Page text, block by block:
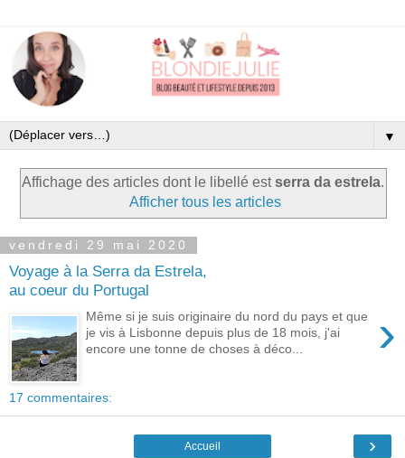
▼
Affichage des articles dont le libellé estserra da estrela.
Afficher tous les articles
vendredi 29 mai 2020
Voyage à la Serra da Estrela,
au coeur du Portugal
›
Même si je suis originaire du nord du pays et que
je vis à Lisbonne depuis plus de 18 mois, j'ai
encore une tonne de choses à déco...
17 commentaires:
›
Accueil